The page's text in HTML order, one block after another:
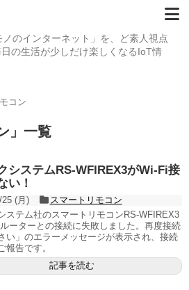
のインターネット」を、ど素人視点
の生活が少しだけ楽しくなるIoT情
コン
」 一覧
システムRS-WFIREX3がWi-Fi接
い！
(月)
スマートリモコン
ステム社のスマートリモコンRS-WFIREX3
ーターとの接続に失敗しました。再度接続
い」のエラーメッセージが表示され、接続
報告です。
記事を読む